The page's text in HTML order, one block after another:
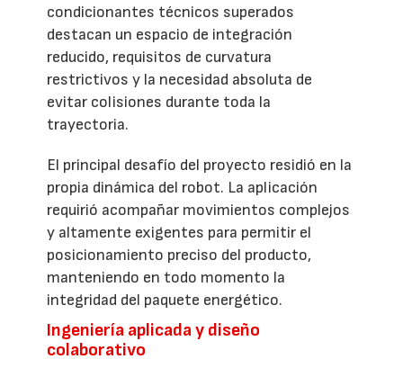
condicionantes técnicos superados
destacan un espacio de integración
reducido, requisitos de curvatura
restrictivos y la necesidad absoluta de
evitar colisiones durante toda la
trayectoria.
El principal desafío del proyecto residió en la
propia dinámica del robot. La aplicación
requirió acompañar movimientos complejos
y altamente exigentes para permitir el
posicionamiento preciso del producto,
manteniendo en todo momento la
integridad del paquete energético.
Ingeniería aplicada y diseño
colaborativo